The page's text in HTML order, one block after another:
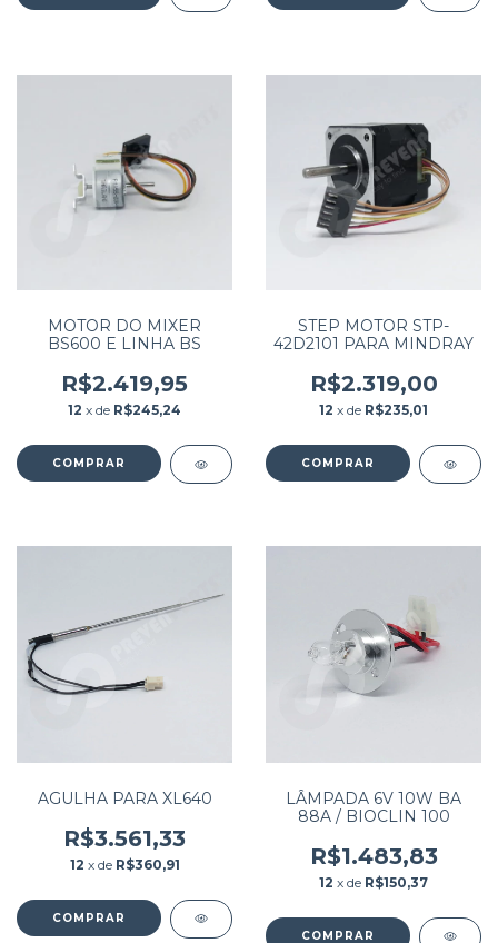
MOTOR DO MIXER
BS600 E LINHA BS
R$2.419,95
12 x de R$245,24
STEP MOTOR STP-
42D2101 PARA MINDRAY
R$2.319,00
12 x de R$235,01
AGULHA PARA XL640
R$3.561,33
12 x de R$360,91
LÂMPADA 6V 10W BA
88A / BIOCLIN 100
R$1.483,83
12 x de R$150,37